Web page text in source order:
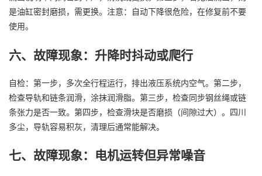
是油缸密封磨损，需更换。注意：自动下降很危险，在修复前不要
使用。
六、故障现象：升降时抖动或爬行
自检：第一步，多次全行程运行，排出液压系统内空气。第二步，
检查导轨和链条润滑，涂抹润滑脂。第三步，检查同步钢丝绳或链
条张力是否一致。第四步，检查滑块是否磨损（间隙过大）。四川
多尘，导轨容易积灰，清理后通常能解决。
七、故障现象：电机运转但异常噪音